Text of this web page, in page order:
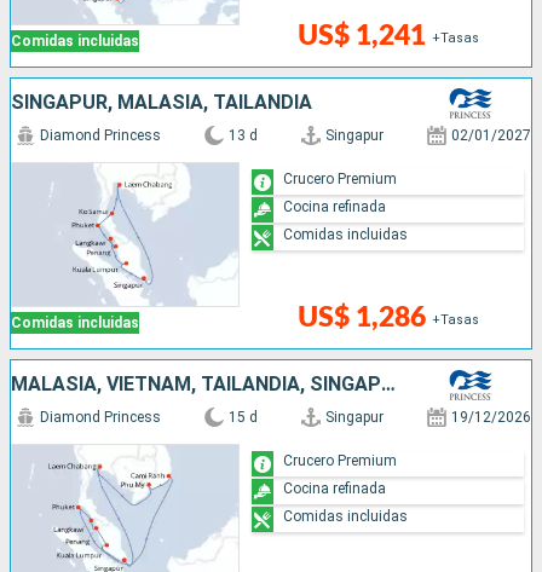
Comidas incluidas US$ 1,241 +Tasas
SINGAPUR, MALASIA, TAILANDIA
Comidas incluidas
Diamond Princess 13 d Singapur 02/01/2027
US$ 1,286 +Tasas
Crucero Premium
Cocina refinada
Comidas incluidas
MALASIA, VIETNAM, TAILANDIA, SINGAPUR
Diamond Princess 15 d Singapur 19/12/2026
Crucero Premium
Cocina refinada
Comidas incluidas